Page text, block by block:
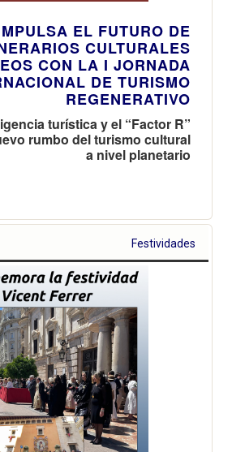
EL FUTURO DE
CULTURALES
CON LA I JORNADA
DE TURISMO
REGENERATIVO
turística y el “Factor R”
rumbo del turismo cultural
a nivel planetario
Festividades